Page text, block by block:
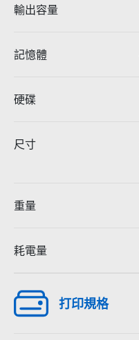
輸出容量
記憶體
硬碟
尺寸
重量
耗電量
打印規格